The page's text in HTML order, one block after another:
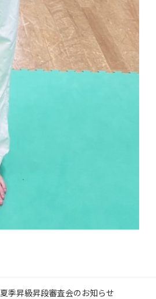
夏季昇級昇段審査会のお知らせ